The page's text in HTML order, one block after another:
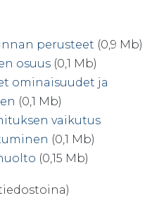
perusteet (0,9 Mb)
osuus (0,1 Mb)
ominaisuudet ja
(0,1 Mb)
vaikutus
(0,1 Mb)
(0,15 Mb)